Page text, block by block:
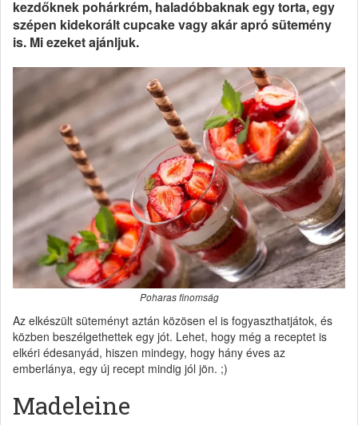
kezdőknek pohárkrém, haladóbbaknak egy torta, egy
szépen kidekorált cupcake vagy akár apró sütemény
is. Mi ezeket ajánljuk.
Poharas finomság
Az elkészült süteményt aztán közösen el is fogyaszthatjátok, és
közben beszélgethettek egy jót. Lehet, hogy még a receptet is
elkéri édesanyád, hiszen mindegy, hogy hány éves az
emberlánya, egy új recept mindig jól jön. ;)
Madeleine